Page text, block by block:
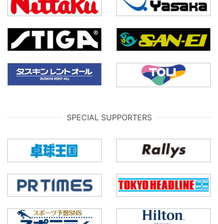
SPECIAL SUPPORTERS